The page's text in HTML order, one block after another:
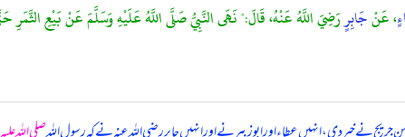
، عَنْجَابِرٍرَضِيَ اللَّهُ عَنْهُ، قَالَ:" نَهَى النَّبِيُّ صَلَّى اللَّهُ عَلَيْهِ وَسَلَّمَ عَنْ بَيْعِ الثَّمَرِ